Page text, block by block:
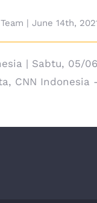
June 14th,
| Sabtu, 05/
CNN